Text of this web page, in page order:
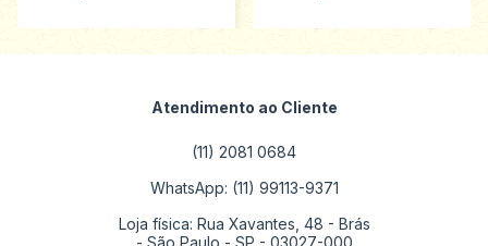
Atendimento ao Cliente
(11) 2081 0684
WhatsApp: (11) 99113-9371
Loja física: Rua Xavantes, 48 - Brás
- São Paulo - SP - 03027-000